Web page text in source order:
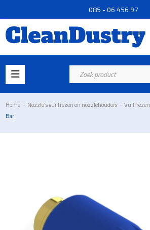
085 - 06 456 97
Producten
zoeken
Home - Nozzle's vuilfrezen en nozzlehouders - Vuilfrezen
Bar